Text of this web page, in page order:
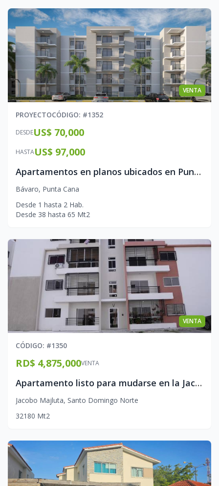
VENTA
PROYECTOCÓDIGO: #1352
DESDEUS$ 70,000
HASTAUS$ 97,000
Apartamentos en planos ubicados en Punta Cana
Bávaro, Punta Cana
Desde 1 hasta 2 Hab.
Desde 38 hasta 65 Mt2
VENTA
CÓDIGO: #1350
VENTA
RD$ 4,875,000
Apartamento listo para mudarse en la Jacobo Majluta
Jacobo Majluta, Santo Domingo Norte
32180 Mt2